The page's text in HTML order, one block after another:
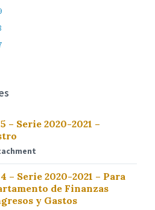
– Serie 2020-2021 –
– Serie 2020-2021 – Para
de Finanzas
y Gastos